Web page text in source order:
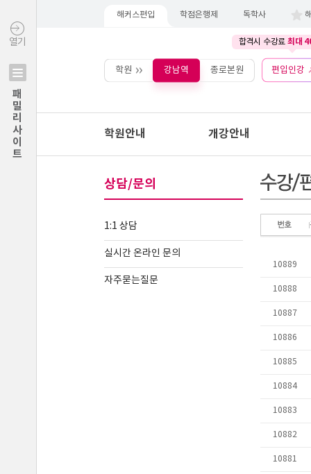
열기
패밀리사이트
해커스편입 학점은행제 독학사
합격시 수강료 최대
학원 강남역 종로본원 편입인강
학원안내 개강안내
상담/문의
1:1 상담
실시간 온라인 문의
자주묻는질문